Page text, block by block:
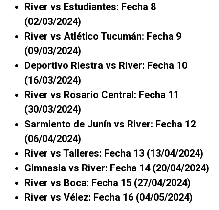
River vs Estudiantes: Fecha 8
(02/03/2024)
River vs Atlético Tucumán: Fecha 9
(09/03/2024)
Deportivo Riestra vs River: Fecha 10
(16/03/2024)
River vs Rosario Central: Fecha 11
(30/03/2024)
Sarmiento de Junín vs River: Fecha 12
(06/04/2024)
River vs Talleres: Fecha 13 (13/04/2024)
Gimnasia vs River: Fecha 14 (20/04/2024)
River vs Boca: Fecha 15 (27/04/2024)
River vs Vélez: Fecha 16 (04/05/2024)